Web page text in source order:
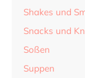
Shakes und
Snacks und
Soßen
Suppen